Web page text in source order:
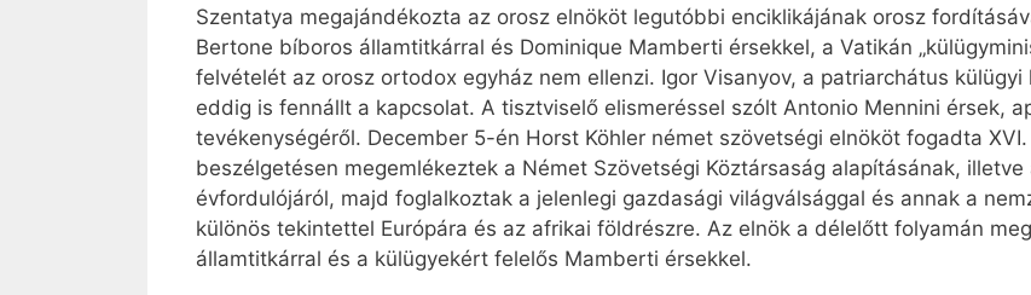
Szentatya megajándékozta az orosz elnököt legutóbbi enciklikájának orosz
Bertone bíboros államtitkárral és Dominique Mamberti érsekkel, a Vatikán
felvételét az orosz ortodox egyház nem ellenzi. Igor Visanyov, a patriarchátus
eddig is fennállt a kapcsolat. A tisztviselő elismeréssel szólt Antonio Mennini érsek,
tevékenységéről. December 5-én Horst Köhler német szövetségi elnököt fogadta
beszélgetésen megemlékeztek a Német Szövetségi Köztársaság alapításának,
évfordulójáról, majd foglalkoztak a jelenlegi gazdasági világválsággal és annak a
különös tekintettel Európára és az afrikai földrészre. Az elnök a délelőtt folyamán
államtitkárral és a külügyekért felelős Mamberti érsekkel.